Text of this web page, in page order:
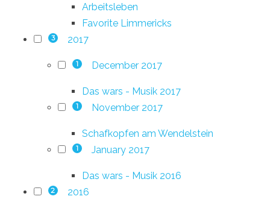
Arbeitsleben
Favorite Limmericks
3 2017
1 December 2017
Das wars - Musik 2017
1 November 2017
Schafkopfen am Wendelstein
1 January 2017
Das wars - Musik 2016
2 2016